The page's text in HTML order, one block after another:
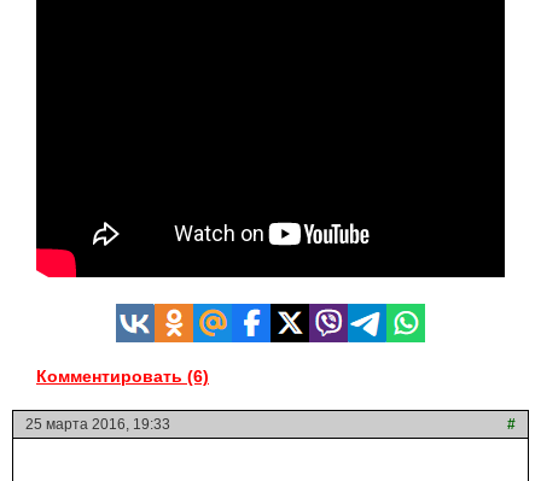
Комментировать (6)
25 марта 2016, 19:33 #